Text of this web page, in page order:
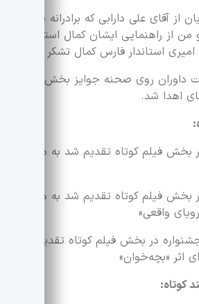
آقای علی دارابی که برادرانه پشتوانه
از راهنمایی ایشان کمال استفاده را
استاندار فارس کمال تشکر را دارم.
داوران روی صحنه جوایز بخش فیلم
اهدا شد.
بخش فیلم کوتاه تقدیم شد به محمد
بخش فیلم کوتاه تقدیم شد به هادی
واقعی»
در بخش فیلم کوتاه تقدیم شد
اثر «بچه‌خوان»
کوتاه: